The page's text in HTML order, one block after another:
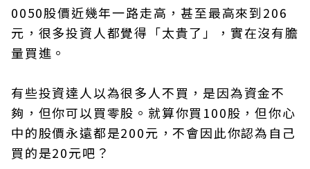
0050股價近幾年一路走高，甚至最高來到206
元，很多投資人都覺得「太貴了」，實在沒有膽
量買進。
有些投資達人以為很多人不買，是因為資金不
夠，但你可以買零股。就算你買100股，但你心
中的股價永遠都是200元，不會因此你認為自己
買的是20元吧？